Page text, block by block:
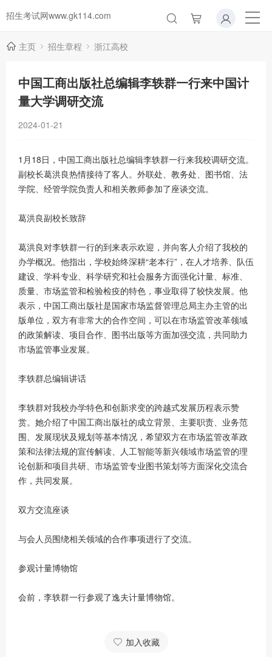
招生考试网www.gk114.com
主页 招生章程 浙江高校
中国工商出版社总编辑李轶群一行来中国计
量大学调研交流
2024-01-21
1月18日，中国工商出版社总编辑李轶群一行来我校调研交流。
副校长葛洪良热情接待了客人。外联处、教务处、图书馆、法
学院、经管学院负责人和相关教师参加了座谈交流。
葛洪良副校长致辞
葛洪良对李轶群一行的到来表示欢迎，并向客人介绍了我校的
办学概况。他指出，学校始终深耕“老本行”，在人才培养、队伍
建设、学科专业、科学研究和社会服务方面强化计量、标准、
质量、市场监管和检验检疫的特色，事业取得了较快发展。他
表示，中国工商出版社是国家市场监督管理总局主办主管的出
版单位，双方有非常大的合作空间，可以在市场监管改革领域
的政策解读、项目合作、图书出版等方面加强交流，共同助力
市场监管事业发展。
李轶群总编辑讲话
李轶群对我校办学特色和创新求变的跨越式发展历程表示赞
赏。她介绍了中国工商出版社的成立背景、主要职责、业务范
围、发展现状及规划等基本情况，希望双方在市场监管改革政
策和法律法规的宣传解读、人工智能等新兴领域市场监管的理
论创新和项目共研、市场监管专业图书策划等方面深化交流合
作，共同发展。
双方交流座谈
与会人员围绕相关领域的合作事项进行了交流。
参观计量博物馆
会前，李轶群一行参观了逸夫计量博物馆。
加入收藏